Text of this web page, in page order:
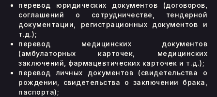
перевод юридических документов (договоров,
соглашений о сотрудничестве, тендерной
документации, регистрационных документов и
т.д.);
перевод медицинских документов
(амбулаторных карточек, медицинских
заключений, фармацевтических карточек и т.д.);
перевод личных документов (свидетельства о
рождении, свидетельства о заключении брака,
паспорта);